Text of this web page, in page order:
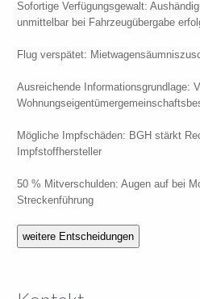
Sofortige Verfügungsgewalt:
unmittelbar bei Fahrzeugübergabe
Flug verspätet:
Ausreichende Informationsgrundlage:
Mögliche Impfschäden: BGH stärkt
Impfstoffhersteller
50 % Mitverschulden: Augen auf bei
Streckenführung